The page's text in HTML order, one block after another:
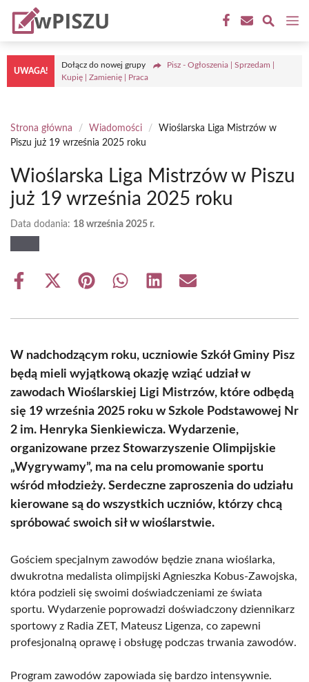
Przejdź
treści
UWAGA!
Dołącz do nowej grupy
Pisz - Ogłoszenia | Sprzedam |
Kupię | Zamienię | Praca
Strona główna / Wiadomości /
Wioślarska Liga Mistrzów w
Piszu już 19 września 2025 roku
Wioślarska Liga Mistrzów w Piszu
już 19 września 2025 roku
Data dodania: 18 września 2025 r.
Share
Share
(Twitter)
Share Share Share Share
W nadchodzącym roku, uczniowie Szkół Gminy Pisz
będą mieli wyjątkową okazję wziąć udział w
zawodach Wioślarskiej Ligi Mistrzów, które odbędą
się 19 września 2025 roku w Szkole Podstawowej Nr
2 im. Henryka Sienkiewicza. Wydarzenie,
organizowane przez Stowarzyszenie Olimpijskie
„Wygrywamy”, ma na celu promowanie sportu
wśród młodzieży. Serdeczne zaproszenia do udziału
kierowane są do wszystkich uczniów, którzy chcą
spróbować swoich sił w wioślarstwie.
Gościem specjalnym zawodów będzie znana wioślarka,
dwukrotna medalista olimpijski Agnieszka Kobus-Zawojska,
która podzieli się swoimi doświadczeniami ze świata
sportu. Wydarzenie poprowadzi doświadczony dziennikarz
sportowy z Radia ZET, Mateusz Ligenza, co zapewni
profesjonalną oprawę i obsługę podczas trwania zawodów.
Program zawodów zapowiada się bardzo intensywnie.